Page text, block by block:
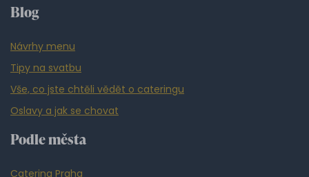
Blog
Návrhy menu
Tipy na svatbu
Vše, co jste chtěli vědět o cateringu
Oslavy a jak se chovat
Podle města
Catering Praha